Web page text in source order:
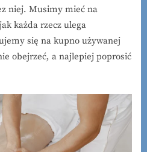
niej. Musimy mieć na
każda rzecz ulega
się na kupno używanej
obejrzeć, a najlepiej poprosić